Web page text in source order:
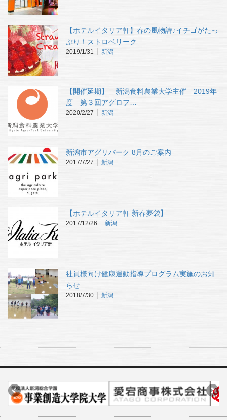
【ホテルイタリア軒】春の風物詩♪イチゴがたっ
ぷり！ストロベリーク…
2019/1/31 新潟
【開催延期】 新潟食料農業大学主催 2019年
度 第３回アグロフ…
2020/2/27 新潟
新潟市アグリパーク 8月のご案内
2017/7/27 新潟
【ホテルイタリア軒 新春夢袋】
2017/12/26 新潟
社員様向け健康運動指導プログラム実施のお知
らせ
2018/7/30 新潟